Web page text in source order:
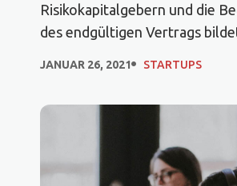
Risikokapitalgebern und die
des endgültigen Vertrags
JANUAR 26, 2021 STARTUPS